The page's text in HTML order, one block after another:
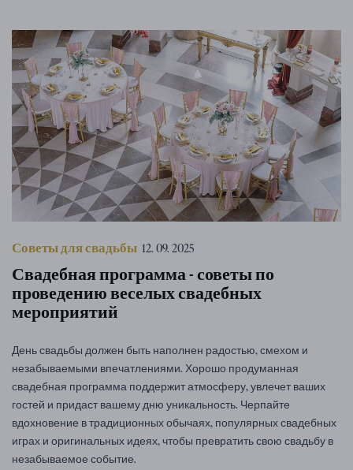
Советы для свадьбы 12. 09. 2025
Свадебная программа - советы по
проведению веселых свадебных
мероприятий
День свадьбы должен быть наполнен радостью, смехом и
незабываемыми впечатлениями. Хорошо продуманная
свадебная программа поддержит атмосферу, увлечет ваших
гостей и придаст вашему дню уникальность. Черпайте
вдохновение в традиционных обычаях, популярных свадебных
играх и оригинальных идеях, чтобы превратить свою свадьбу в
незабываемое событие.